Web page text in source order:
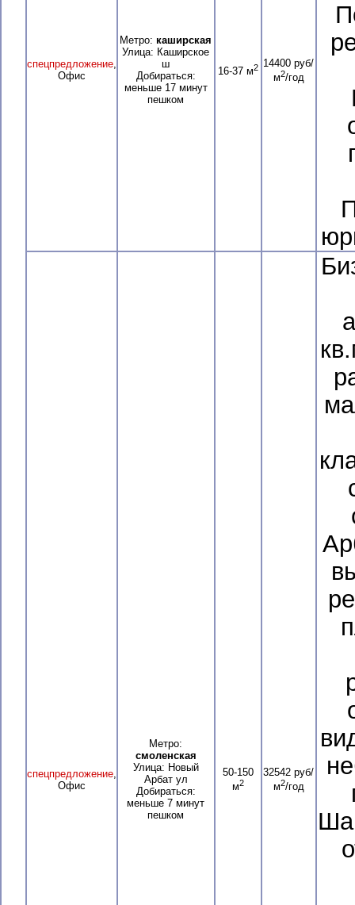
спецпредложение,
Офис
Метро: каширская
Улица: Каширское
ш
Добираться:
меньше 17 минут
пешком
16-37 м2
14400 руб/
м2/год
спецпредложение,
Офис
Метро:
смоленская
Улица: Новый
Арбат ул
Добираться:
меньше 7 минут
пешком
50-150
м2
32542 руб/
м2/год